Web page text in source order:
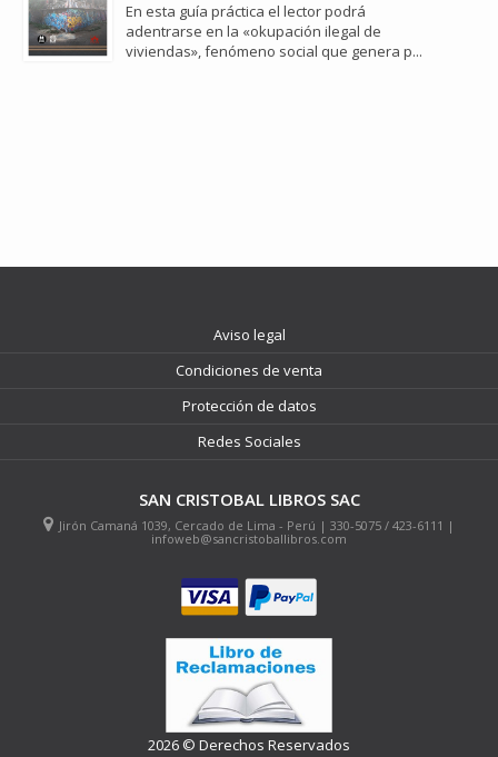
En esta guía práctica el lector podrá
adentrarse en la «okupación ilegal de
viviendas», fenómeno social que genera p...
Aviso legal
Condiciones de venta
Protección de datos
Redes Sociales
SAN CRISTOBAL LIBROS SAC
Jirón Camaná 1039, Cercado de Lima - Perú | 330-5075 / 423-6111 |
infoweb@sancristoballibros.com
2026 © Derechos Reservados